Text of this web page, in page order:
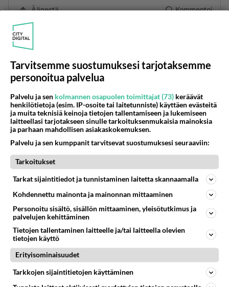
Äänestä Kommentoi
Siinä se elämä nyt pyörii, koskahan asettuu
purjelaivan keulaan kuin entisaikojen merenneidot
!
Sais olla yötä päivää esillä.
Äänestä
Anonyymi00009
2026-05-28 22:16:39
Oikein kyynelehti. Aaaaarrrgghh mä en kestä.
Äänestä Kommentoi
Anonyymi00010
2026-05-29 07:45:03
edes vielä on tälläisiä hyviä ohjelmia tv.
Tarvitsemme suostumuksesi tarjotaksemme
personoitua palvelua
Palvelu ja sen kolmannen osapuolen toimittajat (73) keräävät
henkilötietoja (esim. IP-osoite tai laitetunniste) käyttäen evästeitä
ja muita teknisiä keinoja tietojen tallentamiseen ja lukemiseen
laitteellasi tarjotakseen sinulle tarkoituksenmukaisia mainoksia
ja parhaan mahdollisen asiakaskokemuksen.
Palvelu ja sen kumppanit tarvitsevat suostumuksesi seuraaviin:
Tarkoitukset
Tarkat sijaintitiedot ja tunnistaminen laitetta skannaamalla
Kohdennettu mainonta ja mainonnan mittaaminen
Personoitu sisältö, sisällön mittaaminen, yleisötutkimus ja
palvelujen kehittäminen
Tietojen tallentaminen laitteelle ja/tai laitteella olevien
tietojen käyttö
Erityisominaisuudet
Tarkkojen sijaintitietojen käyttäminen